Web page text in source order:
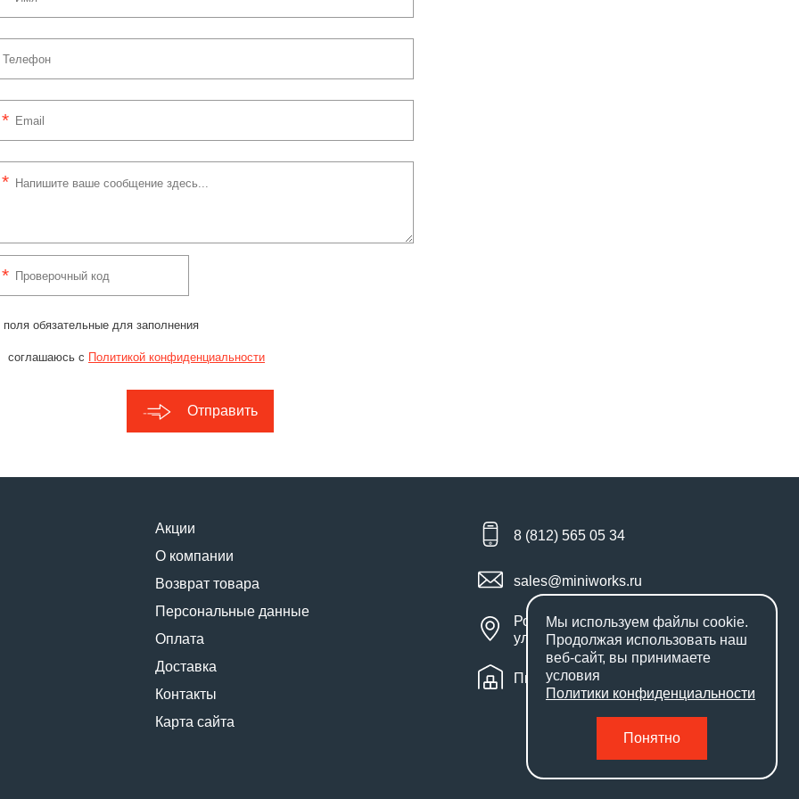
обязательные для заполнения
соглашаюсь с Политикой конфиденциальности
Отправить
Акции
О компании
Возврат товара
Персональные данные
Оплата
Доставка
Контакты
Карта сайта
8 (812) 565 05 34
sales@miniworks.ru
Россия, Санкт-Петербург,
улица Маршала Новикова, 28Е
Пн – Пт: с 9:00 до 18:00
Мы используем файлы cookie.
Продолжая использовать наш
веб-сайт, вы принимаете
условия
Политики конфиденциальности
Понятно